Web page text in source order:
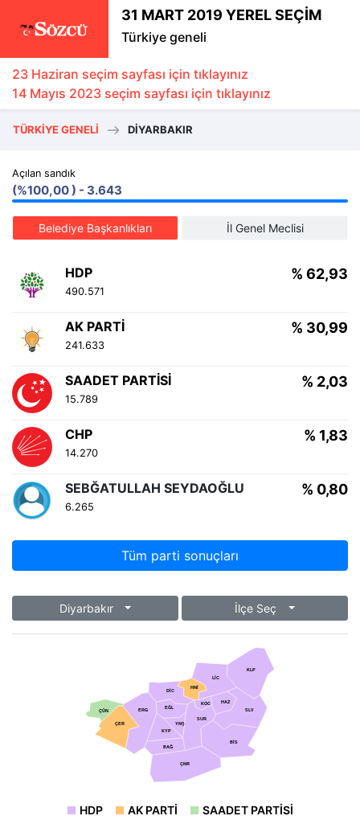
31 MART 2019 YEREL SEÇİM
Türkiye geneli
23 Haziran seçim sayfası için tıklayınız
14 Mayıs 2023 seçim sayfası için tıklayınız
TÜRKIYE GENELI DIYARBAKIR
Diyarbakır İlçe Seç
BAĞ
BİS
ÇER
ÇNR
ÇÜN
DİC
EĞL
ERG
HNİ
HAZ
KYP
KOC
KLP
LİC
SLV
SUR
YNŞ
HDP AK PARTI SAADET PARTISI
Açılan sandık
(%100,00 ) - 3.643
Belediye Başkanlıkları İl Genel Meclisi
HDP % 62,93
490.571
AK PARTI % 30,99
241.633
SAADET PARTISI % 2,03
15.789
CHP % 1,83
14.270
SEBĞATULLAH SEYDAOĞLU % 0,80
6.265
Tüm parti sonuçları